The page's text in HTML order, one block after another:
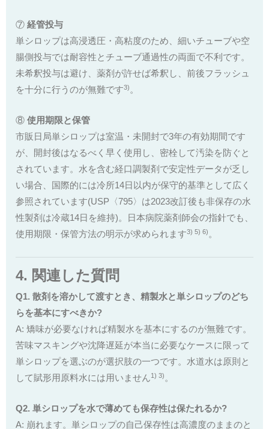
⑦ 経管投与
単シロップは高浸透圧・高粘度のため、細いチューブや空
腸側投与では耐容性とチューブ通過性の両面で不利です。
未希釈投与は避け、薬剤が許せば希釈し、前後フラッシュ
を十分に行うのが無難です3) 。
⑧ 使用期限と保管
市販日局単シロップは室温・未開封で3年の有効期間です
が、開封後はなるべく早く使用し、密栓して汚染を防ぐと
されています。水を含む経口調製剤で安定性データが乏し
い場合、国際的には冷所14日以内が保守的基準として広く
参照されています(USP〈795〉は2023改訂後も非保存の水
性製剤は冷蔵14日を維持)。日本病院薬剤師会の指針でも、
使用期限・保管方法の明示が求められます3) 5) 6) 。
4. 関連した質問
Q1. 散剤を溶かして渡すとき、精製水と単シロップのどち
らを基本にすべきか?
A: 矯味が必要なければ精製水を基本にするのが無難です。
苦味マスキングや沈降遅延が本当に必要なケースに限って
単シロップを選ぶのが選択肢の一つです。水道水は原則と
して賦形用原料水には用いません1) 3) 。
Q2. 単シロップを水で薄めても保存性は保たれるか?
A: 崩れます。単シロップの自己保存性は高濃度のままのと